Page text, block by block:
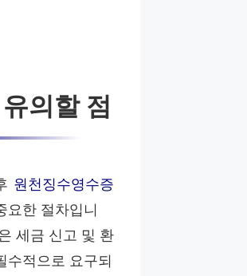
의할 점
원천징수영수증
요한 절차입니
세금 신고 및 환
수적으로 요구되